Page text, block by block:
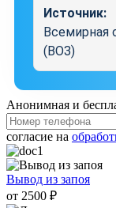
Источник:
Всемирная
(ВОЗ)
Анонимная и
согласие на
Вывод из запоя
от 2500 ₽